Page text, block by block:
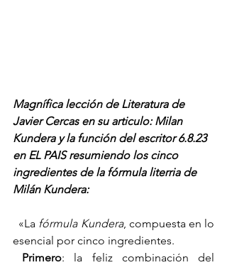
Magnífica lección de Literatura de
Javier Cercas en su articulo: Milan
Kundera y la función del escritor 6.8.23
en EL PAIS resumiendo los cinco
ingredientes de la fórmula literria de
Milán Kundera:
  «La
fórmula Kundera, compuesta en lo
esencial por cinco ingredientes.
Primero: la feliz combinación del